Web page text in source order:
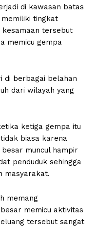
di kawasan batas
tingkat
kesamaan tersebut
memicu gempa
di berbagai belahan
dari wilayah yang
ketiga gempa itu
biasa karena
muncul hampir
penduduk sehingga
masyarakat.
memang
memicu aktivitas
tersebut sangat